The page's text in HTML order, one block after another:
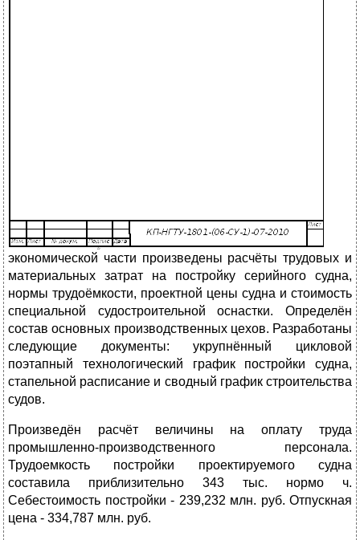
экономической части произведены расчёты трудовых и
материальных затрат на постройку серийного судна,
нормы трудоёмкости, проектной цены судна и стоимость
специальной судостроительной оснастки. Определён
состав основных производственных цехов. Разработаны
следующие документы: укрупнённый цикловой
поэтапный технологический график постройки судна,
стапельной расписание и сводный график строительства
судов.
Произведён расчёт величины на оплату труда
промышленно-производственного персонала.
Трудоемкость постройки проектируемого судна
составила приблизительно 343 тыс. нормо ч.
Себестоимость постройки - 239,232 млн. руб. Отпускная
цена - 334,787 млн. руб.